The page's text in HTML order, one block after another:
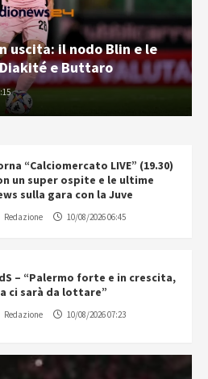
uscita: il nodo Blin e le
e Buttaro
“Calciomercato LIVE” (19.30)
un super ospite e le ultime
sulla gara con la Juve
Redazione 10/08/2026 06:45
– “Palermo forte e in crescita,
ci sarà da lottare”
Redazione 10/08/2026 07:23